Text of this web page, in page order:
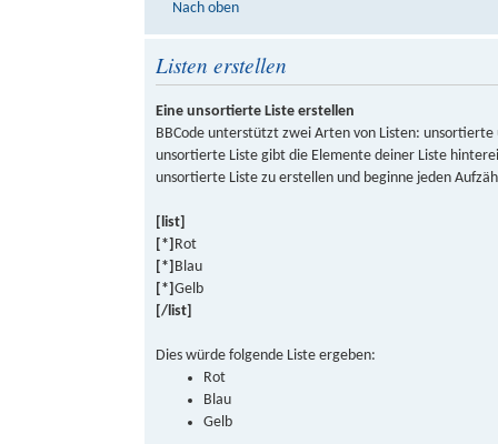
Nach oben
Listen erstellen
Eine unsortierte Liste erstellen
BBCode unterstützt zwei Arten von Listen:
unsortierte Liste gibt die Elemente deiner Liste
unsortierte Liste zu erstellen und beginne jeden
[list]
[*] Rot
[*] Blau
[*] Gelb
[/list]
Dies würde folgende Liste ergeben:
Rot
Blau
Gelb